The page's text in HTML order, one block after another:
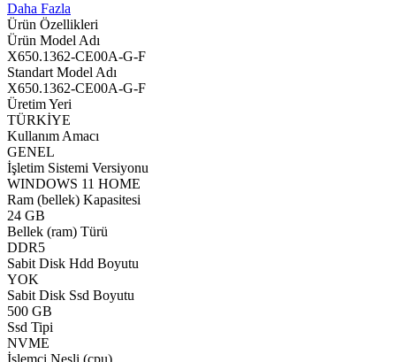
Daha Fazla
Ürün Özellikleri
Ürün Model Adı
X650.1362-CE00A-G-F
Standart Model Adı
X650.1362-CE00A-G-F
Üretim Yeri
TÜRKİYE
Kullanım Amacı
GENEL
İşletim Sistemi Versiyonu
WINDOWS 11 HOME
Ram (bellek) Kapasitesi
24 GB
Bellek (ram) Türü
DDR5
Sabit Disk Hdd Boyutu
YOK
Sabit Disk Ssd Boyutu
500 GB
Ssd Tipi
NVME